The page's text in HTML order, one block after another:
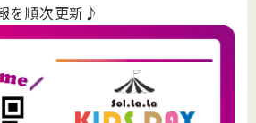
を順次更新♪